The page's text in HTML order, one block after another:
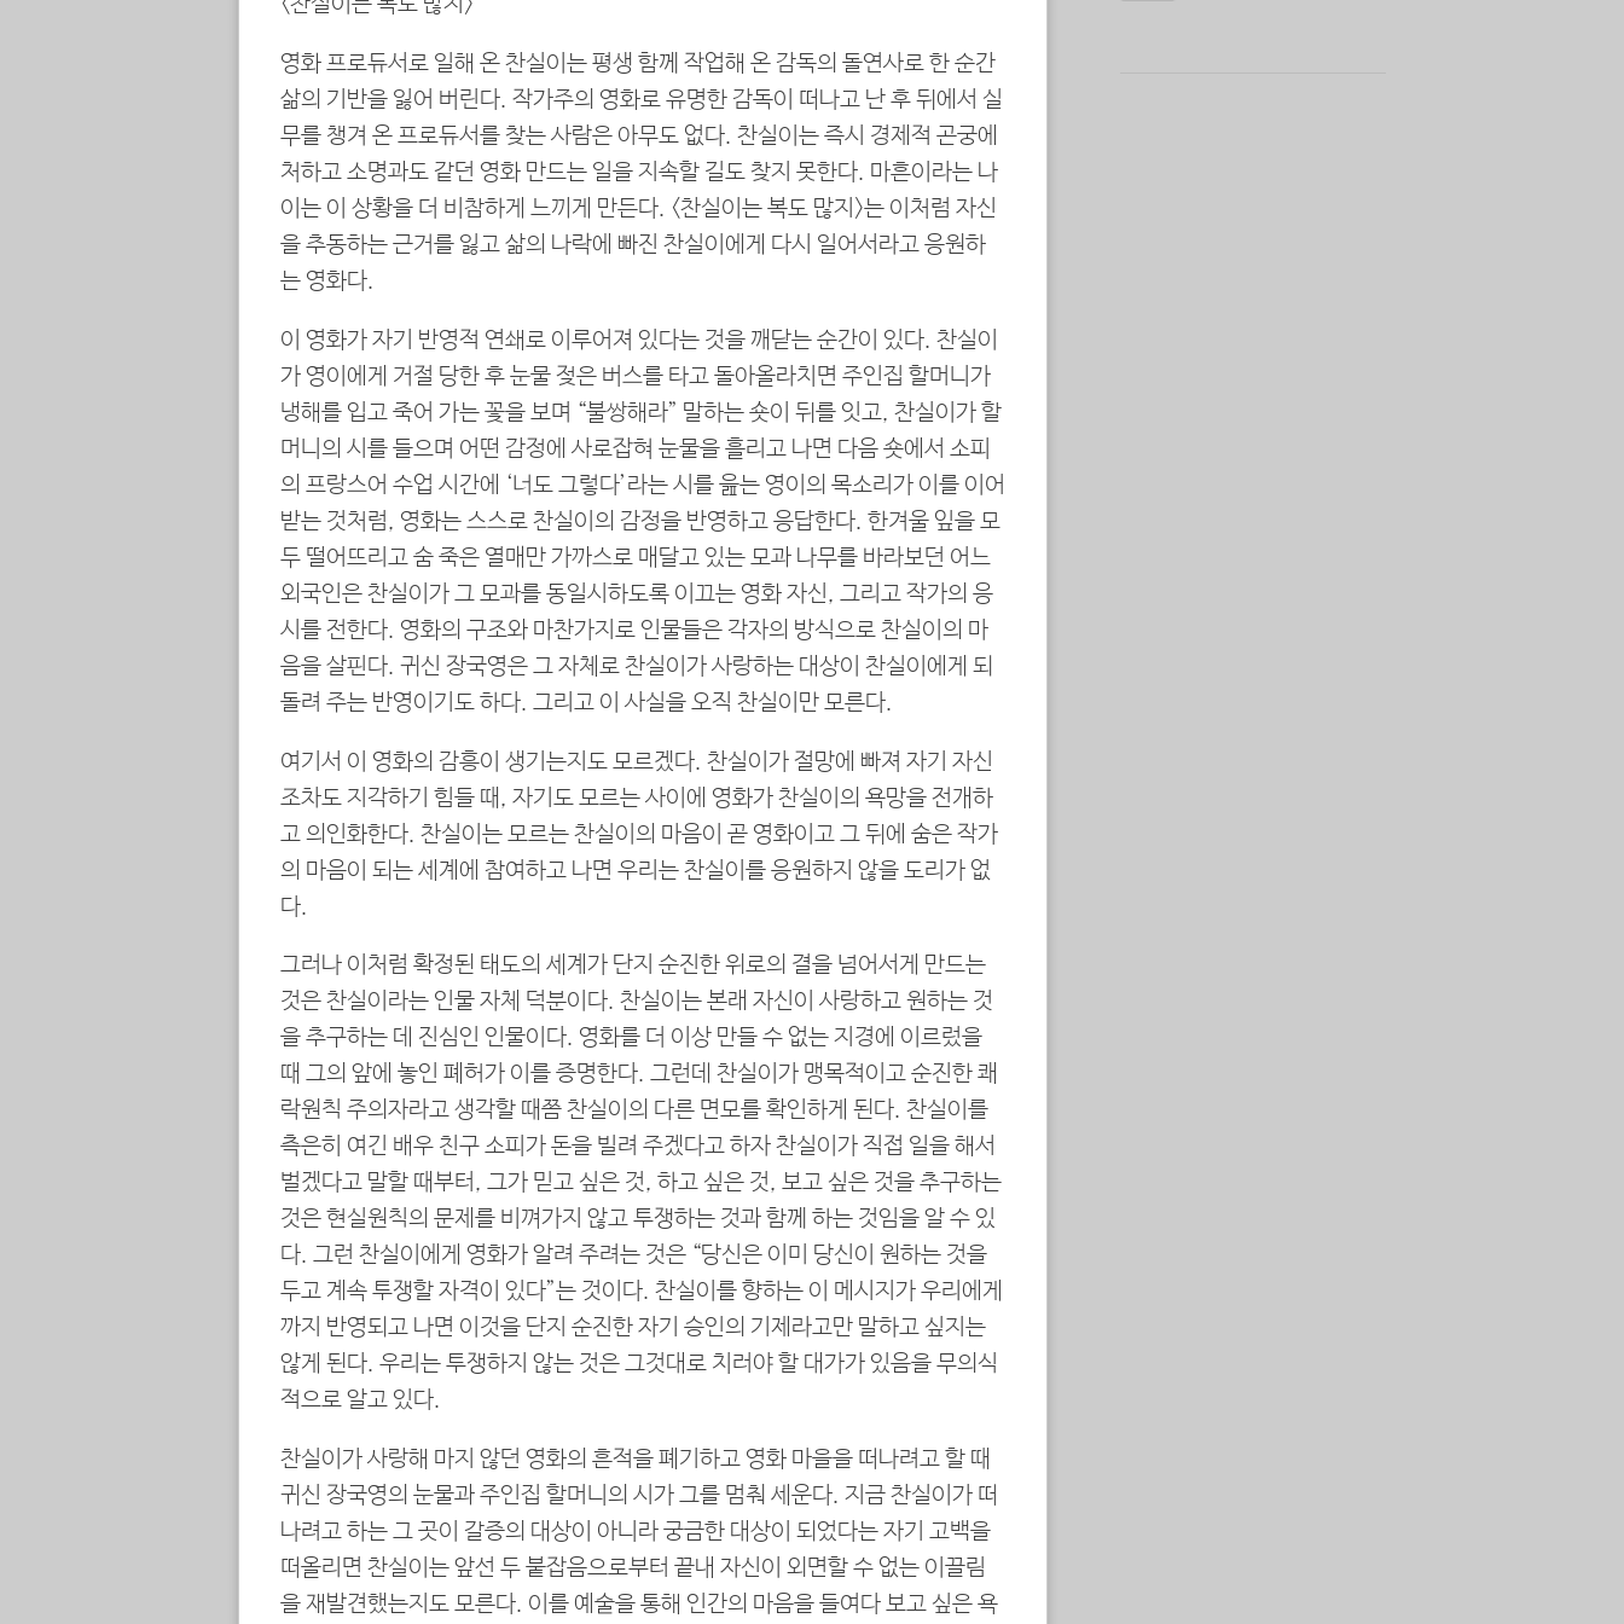
영화 프로듀서로 일해 온 찬실이는 평생 함께 작업해 온 감독의 돌연사로 한 순간
삶의 기반을 잃어 버린다. 작가주의 영화로 유명한 감독이 떠나고 난 후 뒤에서 실
무를 챙겨 온 프로듀서를 찾는 사람은 아무도 없다. 찬실이는 즉시 경제적 곤궁에
처하고 소명과도 같던 영화 만드는 일을 지속할 길도 찾지 못한다. 마흔이라는 나
이는 이 상황을 더 비참하게 느끼게 만든다. <찬실이는 복도 많지>는 이처럼 자신
을 추동하는 근거를 잃고 삶의 나락에 빠진 찬실이에게 다시 일어서라고 응원하
는 영화다.
이 영화가 자기 반영적 연쇄로 이루어져 있다는 것을 깨닫는 순간이 있다. 찬실이
가 영이에게 거절 당한 후 눈물 젖은 버스를 타고 돌아올라치면 주인집 할머니가
냉해를 입고 죽어 가는 꽃을 보며 “불쌍해라” 말하는 숏이 뒤를 잇고, 찬실이가 할
머니의 시를 들으며 어떤 감정에 사로잡혀 눈물을 흘리고 나면 다음 숏에서 소피
의 프랑스어 수업 시간에 ‘너도 그렇다’라는 시를 읊는 영이의 목소리가 이를 이어
받는 것처럼, 영화는 스스로 찬실이의 감정을 반영하고 응답한다. 한겨울 잎을 모
두 떨어뜨리고 숨 죽은 열매만 가까스로 매달고 있는 모과 나무를 바라보던 어느
외국인은 찬실이가 그 모과를 동일시하도록 이끄는 영화 자신, 그리고 작가의 응
시를 전한다. 영화의 구조와 마찬가지로 인물들은 각자의 방식으로 찬실이의 마
음을 살핀다. 귀신 장국영은 그 자체로 찬실이가 사랑하는 대상이 찬실이에게 되
돌려 주는 반영이기도 하다. 그리고 이 사실을 오직 찬실이만 모른다.
여기서 이 영화의 감흥이 생기는지도 모르겠다. 찬실이가 절망에 빠져 자기 자신
조차도 지각하기 힘들 때, 자기도 모르는 사이에 영화가 찬실이의 욕망을 전개하
고 의인화한다. 찬실이는 모르는 찬실이의 마음이 곧 영화이고 그 뒤에 숨은 작가
의 마음이 되는 세계에 참여하고 나면 우리는 찬실이를 응원하지 않을 도리가 없
다.
그러나 이처럼 확정된 태도의 세계가 단지 순진한 위로의 결을 넘어서게 만드는
것은 찬실이라는 인물 자체 덕분이다. 찬실이는 본래 자신이 사랑하고 원하는 것
을 추구하는 데 진심인 인물이다. 영화를 더 이상 만들 수 없는 지경에 이르렀을
때 그의 앞에 놓인 폐허가 이를 증명한다. 그런데 찬실이가 맹목적이고 순진한 쾌
락원칙 주의자라고 생각할 때쯤 찬실이의 다른 면모를 확인하게 된다. 찬실이를
측은히 여긴 배우 친구 소피가 돈을 빌려 주겠다고 하자 찬실이가 직접 일을 해서
벌겠다고 말할 때부터, 그가 믿고 싶은 것, 하고 싶은 것, 보고 싶은 것을 추구하는
것은 현실원칙의 문제를 비껴가지 않고 투쟁하는 것과 함께 하는 것임을 알 수 있
다. 그런 찬실이에게 영화가 알려 주려는 것은 “당신은 이미 당신이 원하는 것을
두고 계속 투쟁할 자격이 있다”는 것이다. 찬실이를 향하는 이 메시지가 우리에게
까지 반영되고 나면 이것을 단지 순진한 자기 승인의 기제라고만 말하고 싶지는
않게 된다. 우리는 투쟁하지 않는 것은 그것대로 치러야 할 대가가 있음을 무의식
적으로 알고 있다.
찬실이가 사랑해 마지 않던 영화의 흔적을 폐기하고 영화 마을을 떠나려고 할 때
귀신 장국영의 눈물과 주인집 할머니의 시가 그를 멈춰 세운다. 지금 찬실이가 떠
나려고 하는 그 곳이 갈증의 대상이 아니라 궁금한 대상이 되었다는 자기 고백을
떠올리면 찬실이는 앞선 두 붙잡음으로부터 끝내 자신이 외면할 수 없는 이끌림
을 재발견했는지도 모른다. 이를 예술을 통해 인간의 마음을 들여다 보고 싶은 욕